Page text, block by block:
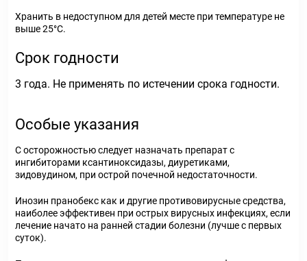
Хранить в недоступном для детей месте при температуре не
выше 25°С.
Срок годности
3 года. Не применять по истечении срока годности.
Особые указания
С осторожностью следует назначать препарат с
ингибиторами ксантиноксидазы, диуретиками,
зидовудином, при острой почечной недостаточности.
Инозин пранобекс как и другие противовирусные средства,
наиболее эффективен при острых вирусных инфекциях, если
лечение начато на ранней стадии болезни (лучше с первых
суток).